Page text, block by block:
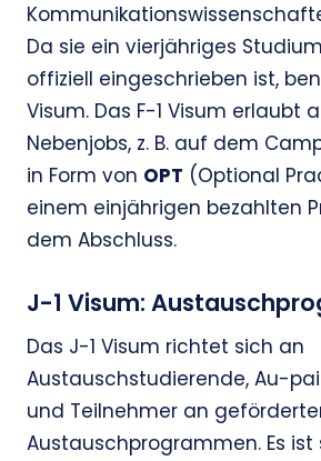
Da sie ein vierjähriges
offiziell eingeschrieben ist,
Visum. Das F-1 Visum erlaubt
Nebenjobs, z. B. auf dem
in Form von OPT (Optional
einem einjährigen bezahlten
dem Abschluss.
J-1 Visum:
Das J-1 Visum richtet sich an
Austauschstudierende, Au-
und Teilnehmer an
Austauschprogrammen. Es